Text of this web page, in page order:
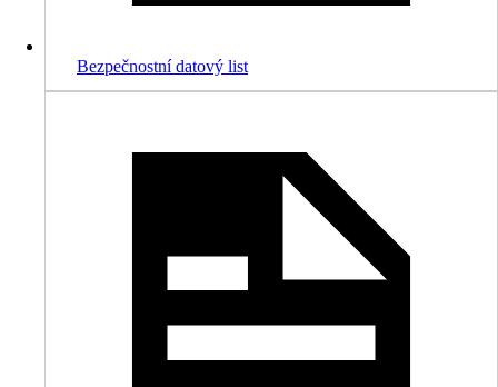
Bezpečnostní datový list